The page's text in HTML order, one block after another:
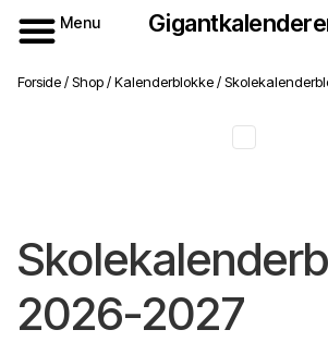
Menu
Forside/Shop/Kalenderblokke/
2026-2027